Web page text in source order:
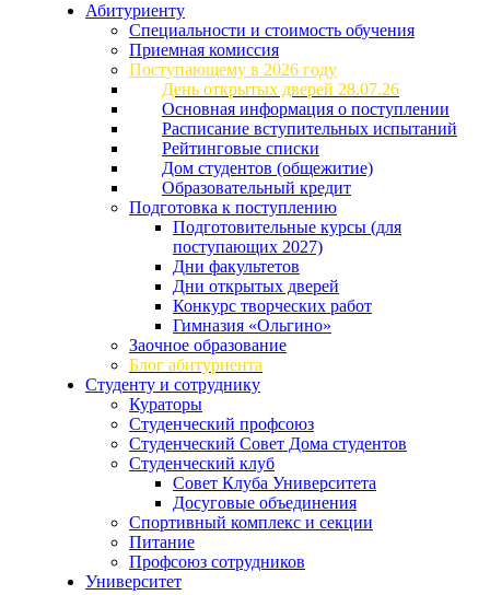
Абитуриенту
Специальности и стоимость обучения
Приемная комиссия
Поступающему в 2026 году
День открытых дверей 28.07.26
Основная информация о поступлении
Расписание вступительных испытаний
Рейтинговые списки
Дом студентов (общежитие)
Образовательный кредит
Подготовка к поступлению
Подготовительные курсы (для
поступающих 2027)
Дни факультетов
Дни открытых дверей
Конкурс творческих работ
Гимназия «Ольгино»
Заочное образование
Блог абитуриента
Студенту и сотруднику
Кураторы
Студенческий профсоюз
Студенческий Совет Дома студентов
Студенческий клуб
Совет Клуба Университета
Досуговые объединения
Спортивный комплекс и секции
Питание
Профсоюз сотрудников
Университет